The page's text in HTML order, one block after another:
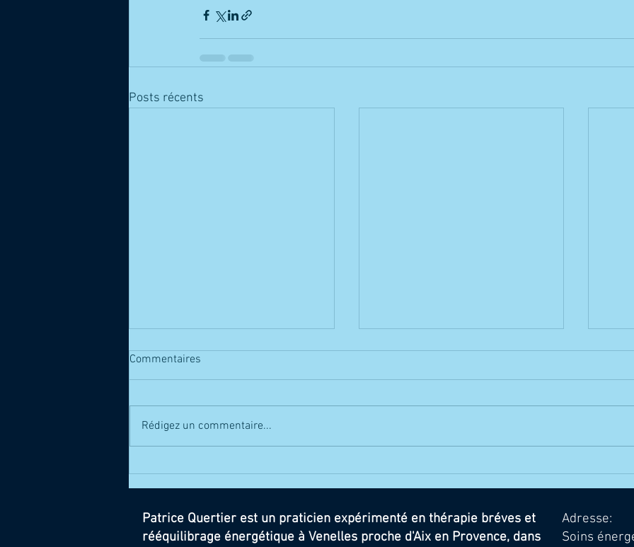
Posts récents
acceder à la pleine confiance...
Commentaires
Rédigez un commentaire...
Patrice Quertier est un praticien expérimenté en thérapie bréves et
rééquilibrage énergétique à Venelles proche d'Aix en Provence, dans
Adresse:
Soins